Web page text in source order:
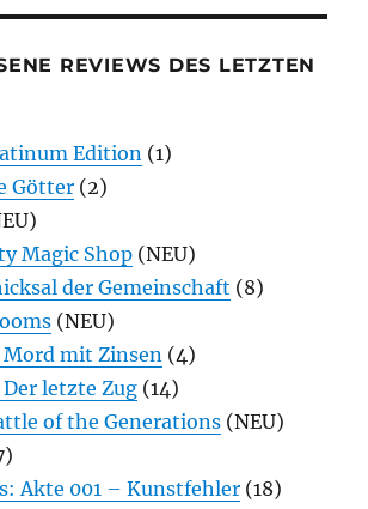
REVIEWS DES LETZTEN
Edition (1)
Götter (2)
Magic Shop (NEU)
der Gemeinschaft (8)
(NEU)
Mord mit Zinsen (4)
Der letzte Zug (14)
of the Generations (NEU)
Akte 001 – Kunstfehler (18)